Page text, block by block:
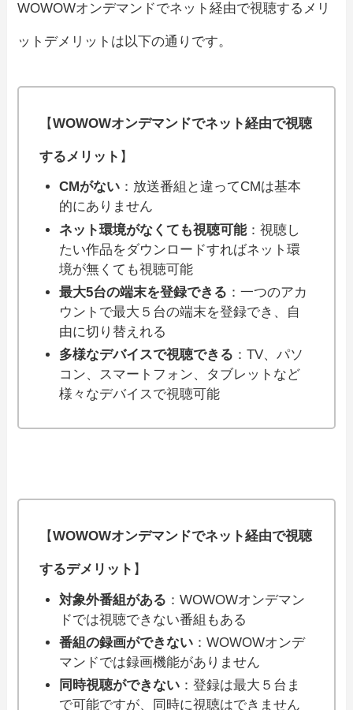
WOWOWオンデマンドでネット経由で視聴するメリ
ットデメリットは以下の通りです。
【WOWOWオンデマンドでネット経由で視聴
するメリット 】
CMがない ：放送番組と違ってCMは基本
的にありません
ネット環境がなくても視聴可能：視聴し
たい作品をダウンロードすればネット環
境が無くても視聴可能
最大5台の端末を登録できる ：一つのアカ
ウントで最大５台の端末を登録でき、自
由に切り替えれる
多様なデバイスで視聴できる ：TV、パソ
コン、スマートフォン、タブレットなど
様々なデバイスで視聴可能
【WOWOWオンデマンドでネット経由で視聴
するデメリット 】
対象外番組がある ：WOWOWオンデマン
ドでは視聴できない番組もある
番組の録画ができない ：WOWOWオンデ
マンドでは録画機能がありません
同時視聴ができない ：登録は最大５台ま
で可能ですが、同時に視聴はできません